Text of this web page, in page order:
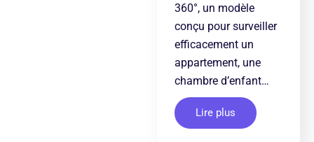
360°, un modèle
conçu pour surveiller
efficacement un
appartement, une
chambre d’enfant…
Lire plus